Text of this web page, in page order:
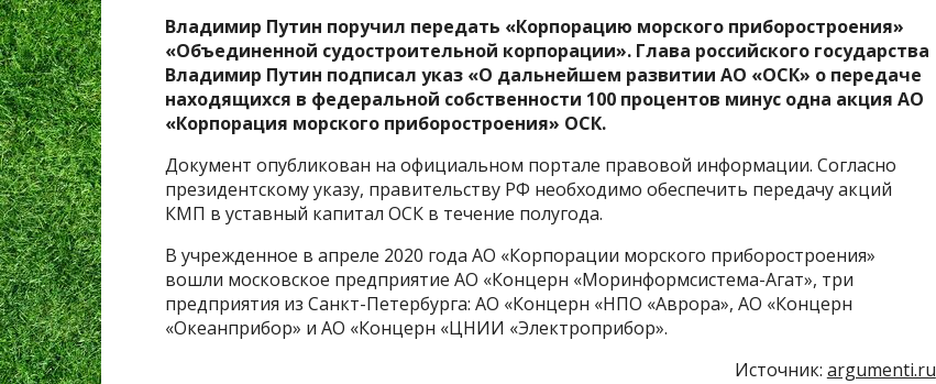
Владимир Путин поручил передать «Корпорацию морского приборостроения»
«Объединенной судостроительной корпорации». Глава российского государства
Владимир Путин подписал указ «О дальнейшем развитии АО «ОСК» о передаче
находящихся в федеральной собственности 100 процентов минус одна акция АО
«Корпорация морского приборостроения» ОСК.
Документ опубликован на официальном портале правовой информации. Согласно
президентскому указу, правительству РФ необходимо обеспечить передачу акций
КМП в уставный капитал ОСК в течение полугода.
В учрежденное в апреле 2020 года АО «Корпорации морского приборостроения»
вошли московское предприятие АО «Концерн «Моринформсистема-Агат», три
предприятия из Санкт-Петербурга: АО «Концерн «НПО «Аврора», АО «Концерн
«Океанприбор» и АО «Концерн «ЦНИИ «Электроприбор».
Источник: argumenti.ru